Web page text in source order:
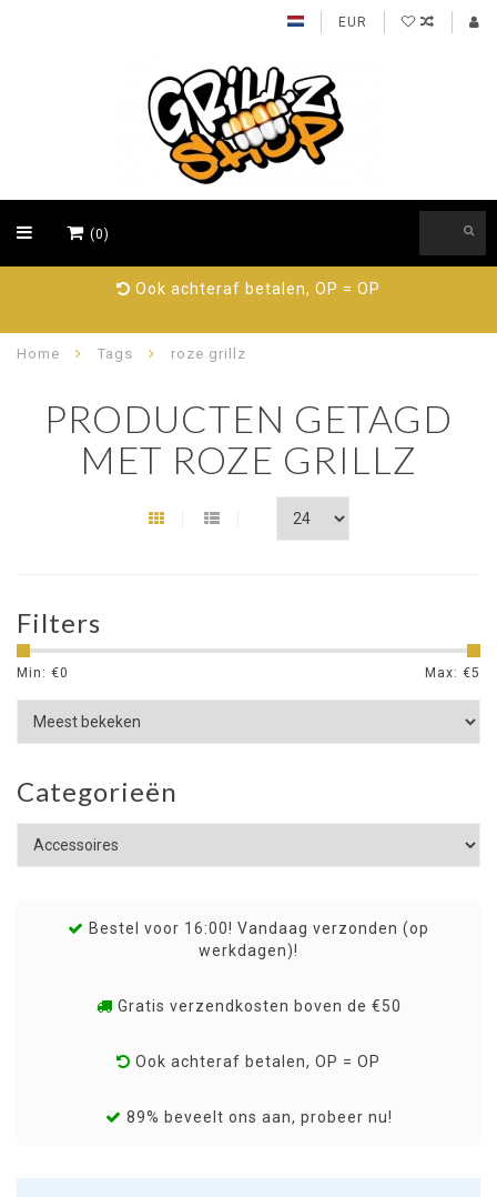
EUR
(0)
Ook achteraf betalen, OP = OP
Home Tags roze grillz
PRODUCTEN GETAGD
MET ROZE GRILLZ
Filters
Min: €0 Max: €5
Categorieën
Bestel voor 16:00! Vandaag verzonden (op
werkdagen)!
Gratis verzendkosten boven de €50
Ook achteraf betalen, OP = OP
89% beveelt ons aan, probeer nu!